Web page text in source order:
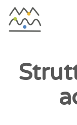
contenuto